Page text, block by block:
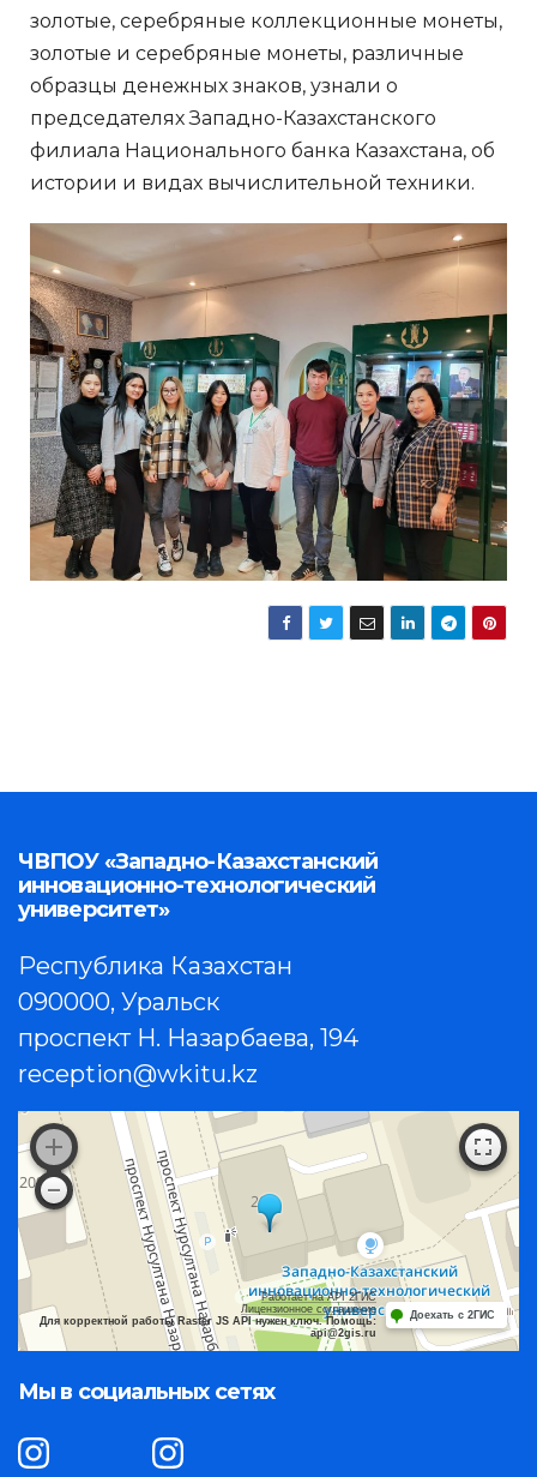
золотые, серебряные коллекционные монеты,
золотые и серебряные монеты, различные
образцы денежных знаков, узнали о
председателях Западно-Казахстанского
филиала Национального банка Казахстана, об
истории и видах вычислительной техники.
ЧВПОУ «Западно-Казахстанский
инновационно-технологический
университет»
Республика Казахстан
090000, Уральск
проспект Н. Назарбаева, 194
reception@wkitu.kz
Работает на API 2ГИС
Лицензионное соглашение
Для корректной работы Raster JS API нужен ключ. Помощь:
api@2gis.ru
Доехать с 2ГИС
Мы в социальных сетях